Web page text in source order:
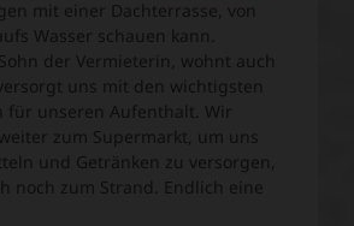
mit einer Dachterrasse, von
Wasser schauen kann.
der Vermieterin, wohnt auch
uns mit den wichtigsten
unseren Aufenthalt. Wir
zum Supermarkt, um uns
und Getränken zu versorgen,
noch zum Strand. Endlich eine